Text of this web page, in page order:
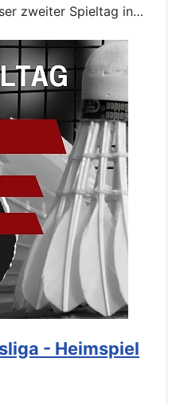
zweiter Spieltag in…
- Heimspiel